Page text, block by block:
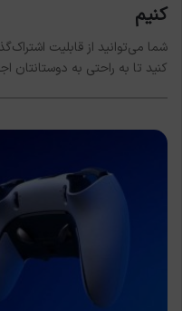
کنیم
کنید تا به راحتی به دوستانتان